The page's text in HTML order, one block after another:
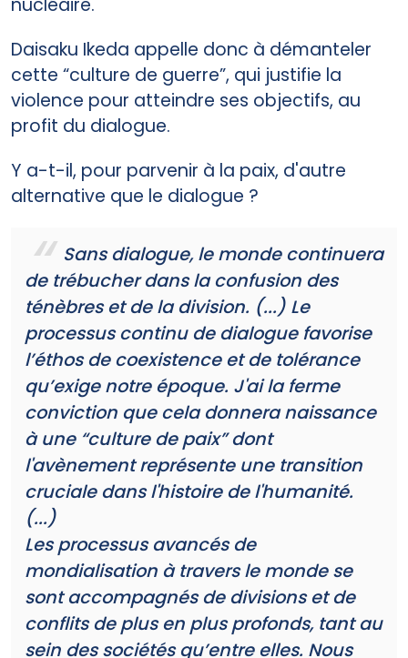
nucléaire.
Daisaku Ikeda appelle donc à démanteler
cette “culture de guerre”, qui justifie la
violence pour atteindre ses objectifs, au
profit du dialogue.
Y a-t-il, pour parvenir à la paix, d'autre
alternative que le dialogue ?
Sans dialogue, le monde continuera
de trébucher dans la confusion des
ténèbres et de la division. (...) Le
processus continu de dialogue favorise
l’éthos de coexistence et de tolérance
qu’exige notre époque. J'ai la ferme
conviction que cela donnera naissance
à une “culture de paix” dont
l'avènement représente une transition
cruciale dans l'histoire de l'humanité.
(...)
Les processus avancés de
mondialisation à travers le monde se
sont accompagnés de divisions et de
conflits de plus en plus profonds, tant au
sein des sociétés qu’entre elles. Nous